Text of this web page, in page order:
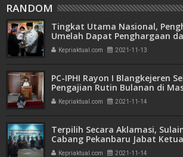
RANDOM
Tingkat Utama Nasional,
Umelah Dapat Penghargaan
Kepriaktual.com 2021-11-13
PC-IPHI Rayon I Blangkejeren
Pengajian Rutin Bulanan di
Kepriaktual.com 2021-11-14
Terpilih Secara Aklamasi,
Cabang Pekanbaru Jabat
Riau-Kepri
Kepriaktual.com 2021-11-14